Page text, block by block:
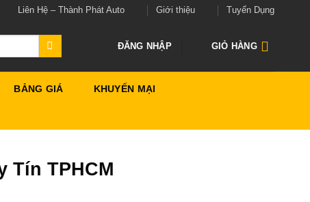
Liên Hệ – Thành Phát Auto Giới thiệu Tuyển Dụng
ĐĂNG NHẬP GIỎ HÀNG
BẢNG GIÁ KHUYẾN MẠI
Tín TPHCM